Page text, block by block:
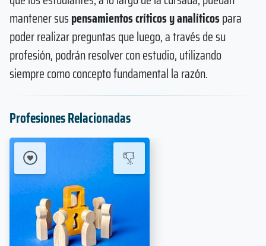
mantener suspensamientos críticos y analíticospara
poder realizar preguntas que luego, a través de su
profesión, podrán resolver con estudio, utilizando
siempre como concepto fundamental la razón.
Profesiones Relacionadas